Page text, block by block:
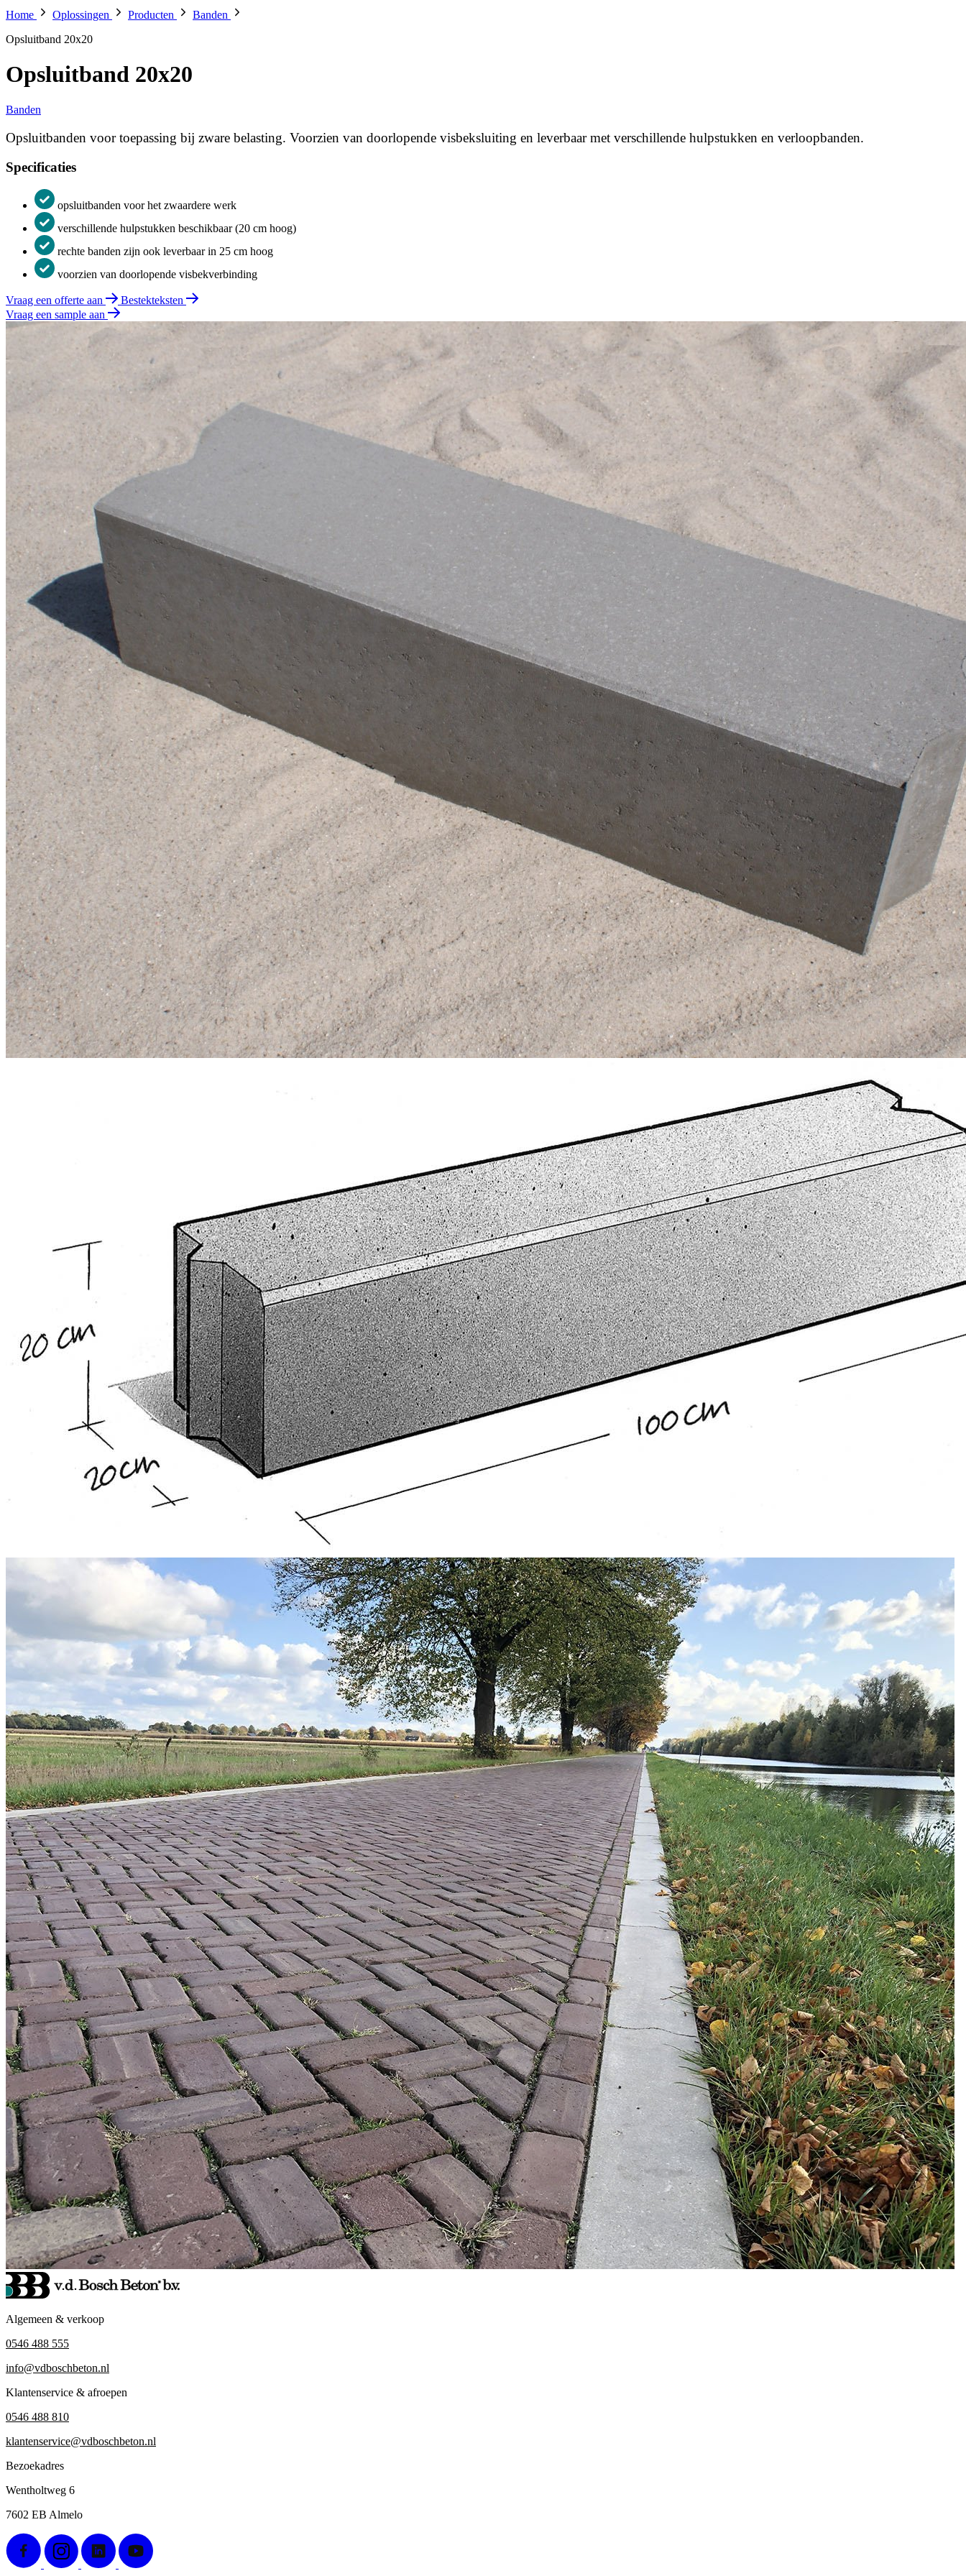
Home Oplossingen Producten
Banden
Opsluitband 20x20
Opsluitband 20x20
Banden
Opsluitbanden voor toepassing bij zware belasting. Voorzien van doorlopende visbeksluiting en leverbaar met verschillende hulpstukken en verloopbanden.
Specificaties
opsluitbanden voor het zwaardere werk
verschillende hulpstukken beschikbaar (20 cm hoog)
rechte banden zijn ook leverbaar in 25 cm hoog
voorzien van doorlopende visbekverbinding
Vraag een offerte aan
Bestekteksten
Vraag een sample aan
Algemeen & verkoop
0546 488 555
info@vdboschbeton.nl
Klantenservice & afroepen
0546 488 810
klantenservice@vdboschbeton.nl
Bezoekadres
Wentholtweg 6
7602 EB Almelo